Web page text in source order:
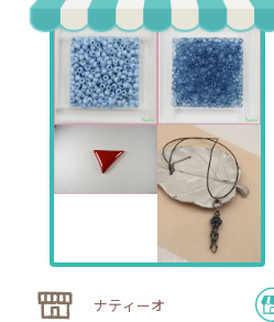
ナティーオ